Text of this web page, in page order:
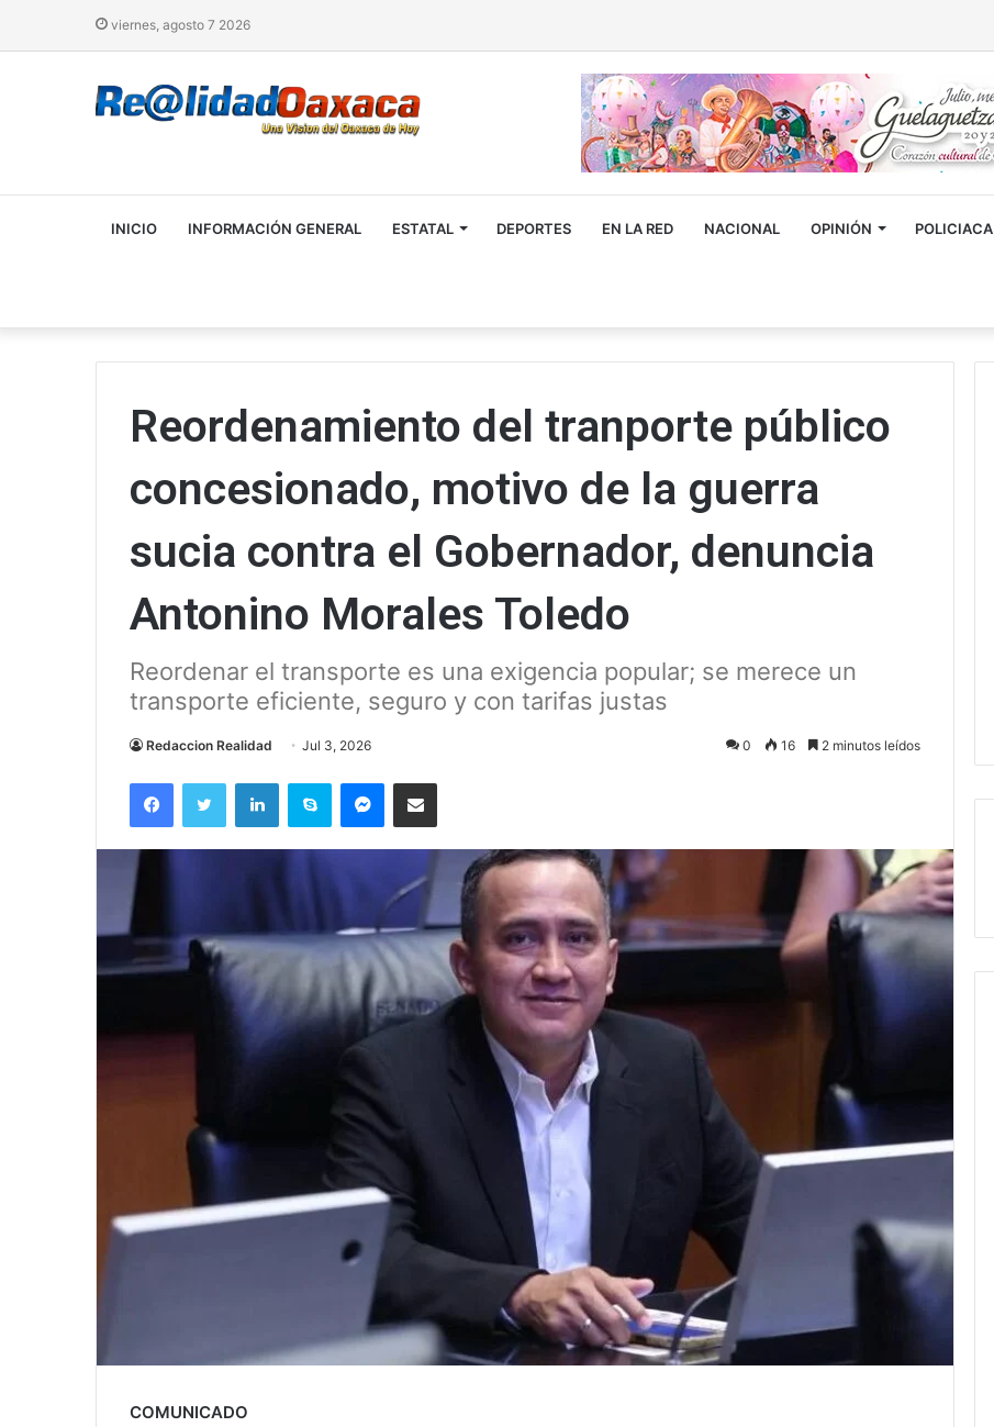
viernes, agosto 7 2026
INICIO INFORMACIÓN GENERAL ESTATAL DEPORTES EN LA RED NACIONAL OPINIÓN POLICIACA
Reordenamiento del tranporte público
concesionado, motivo de la guerra
sucia contra el Gobernador, denuncia
Antonino Morales Toledo
Reordenar el transporte es una exigencia popular; se merece un
transporte eficiente, seguro y con tarifas justas
Redaccion Realidad Jul 3, 2026 0 16 2 minutos leídos
FacebookTwitter LinkedInSkype MessengerCompartir via correo electrónico
COMUNICADO